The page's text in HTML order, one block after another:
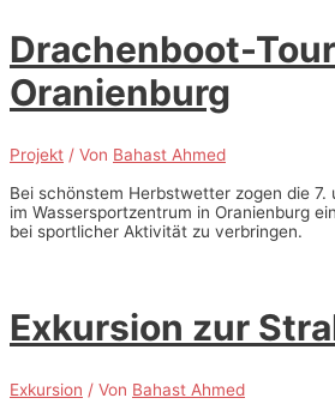
Drachenboot-
Oranienburg
Projekt / Von Bahast Ahmed
Bei schönstem Herbstwetter zogen die 7.
im Wassersportzentrum in Oranienburg
bei sportlicher Aktivität zu verbringen.
Exkursion zur
Exkursion / Von Bahast Ahmed